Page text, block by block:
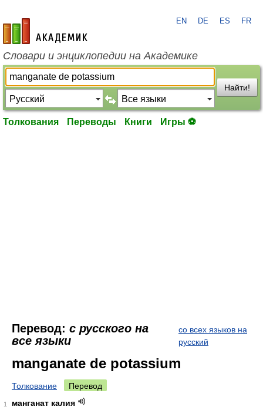
academic.ru
EN DE ES FR
Словари и энциклопедии на Академике
Найти!
Толкования Переводы Книги Игры ⚽
Перевод: с русского на
все языки
со всех языков на
русский
manganate de potassium
Толкование Перевод
1
манганат калия